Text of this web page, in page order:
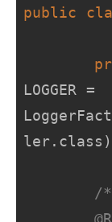
public
LOGGER =
/